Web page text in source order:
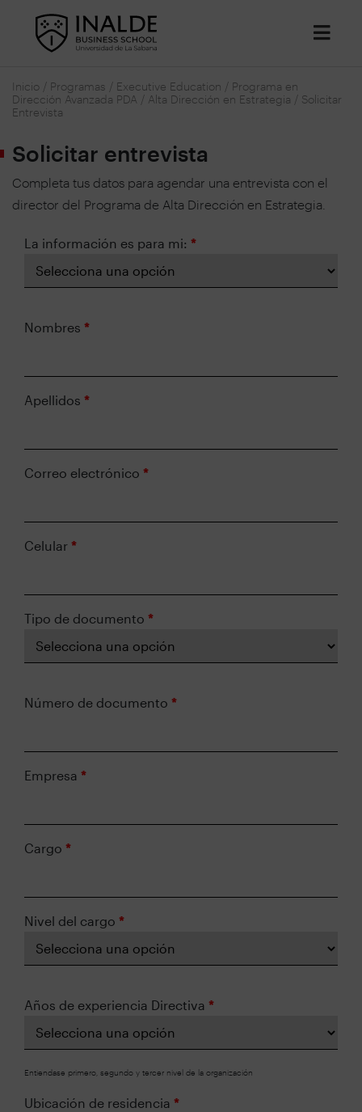
Inicio / Programas / Executive Education / Programa en
Dirección Avanzada PDA / Alta Dirección en Estrategia / Solicitar
Entrevista
Solicitar entrevista
Completa tus datos para agendar una entrevista con el
director del Programa de Alta Dirección en Estrategia.
La información es para mi: *
Nombres *
Apellidos *
Correo electrónico *
Celular *
Tipo de documento *
Número de documento *
Empresa *
Cargo *
Nivel del cargo *
Años de experiencia Directiva *
Entiendase primero, segundo y tercer nivel de la organización
Ubicación de residencia *